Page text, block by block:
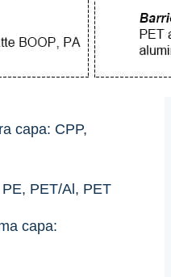
capa: CPP,
PET/Al, PET
capa: